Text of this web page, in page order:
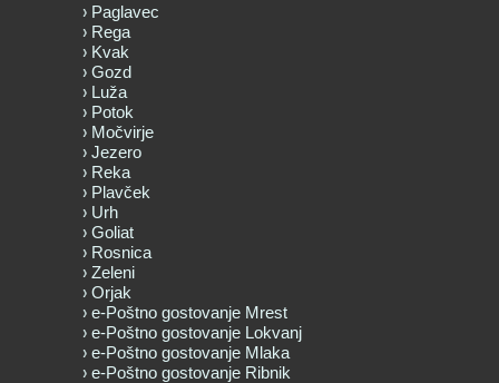
Paglavec
Rega
Kvak
Gozd
Luža
Potok
Močvirje
Jezero
Reka
Plavček
Urh
Goliat
Rosnica
Zeleni
Orjak
e-Poštno gostovanje Mrest
e-Poštno gostovanje Lokvanj
e-Poštno gostovanje Mlaka
e-Poštno gostovanje Ribnik